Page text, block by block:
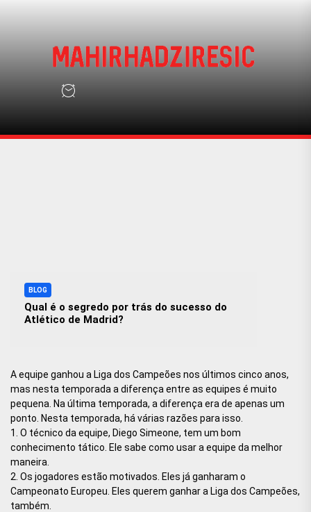
mahirhadziresic
BLOG
Qual é o segredo por trás do sucesso do
Atlético de Madrid?
A equipe ganhou a Liga dos Campeões nos últimos cinco anos,
mas nesta temporada a diferença entre as equipes é muito
pequena. Na última temporada, a diferença era de apenas um
ponto. Nesta temporada, há várias razões para isso.
1. O técnico da equipe, Diego Simeone, tem um bom
conhecimento tático. Ele sabe como usar a equipe da melhor
maneira.
2. Os jogadores estão motivados. Eles já ganharam o
Campeonato Europeu. Eles querem ganhar a Liga dos Campeões,
também.